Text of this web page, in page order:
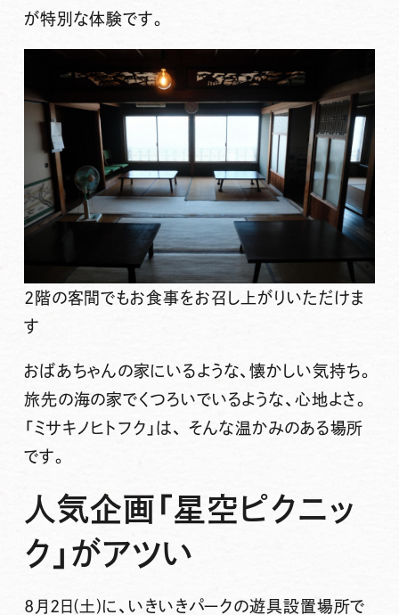
が特別な体験です。
2階の客間でもお食事をお召し上がりいただけま
す
おばあちゃんの家にいるような、懐かしい気持ち。
旅先の海の家でくつろいでいるような、心地よさ。
「ミサキノヒトフク」は、 そんな温かみのある場所
です。
人気企画「星空ピクニッ
ク」がアツい
8月2日(土)に、いきいきパークの遊具設置場所で